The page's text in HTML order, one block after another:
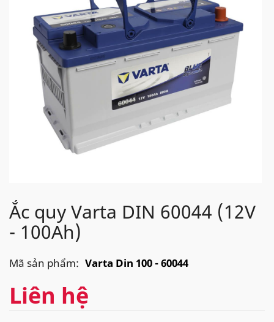
Ắc quy Varta DIN 60044 (12V
- 100Ah)
Mã sản phẩm: Varta Din 100 - 60044
Liên hệ